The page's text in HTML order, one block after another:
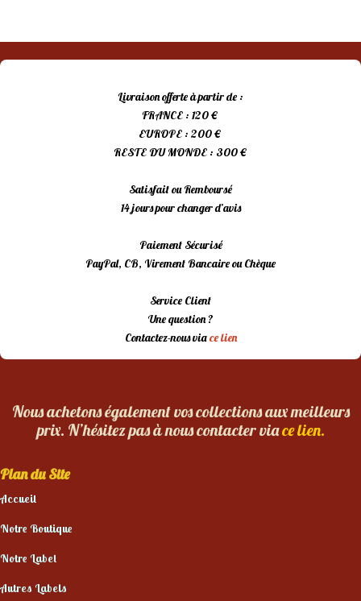
Livraison offerte à partir de :
FRANCE : 120 €
EUROPE : 200 €
RESTE DU MONDE : 300 €
Satisfait ou Remboursé
14 jours pour changer d’avis
Paiement Sécurisé
PayPal, CB, Virement Bancaire ou Chèque
Service Client
Une question ?
Contactez-nous viace lien
Nous achetons également vos collections aux meilleurs
prix. N’hésitez pas à nous contacter viace lien.
Plan du Site
Accueil
Notre Boutique
Notre Label
Autres Labels